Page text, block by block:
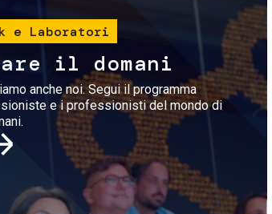
e Laboratori
il domani
anche noi. Segui il programma
e i professionisti del mondo di